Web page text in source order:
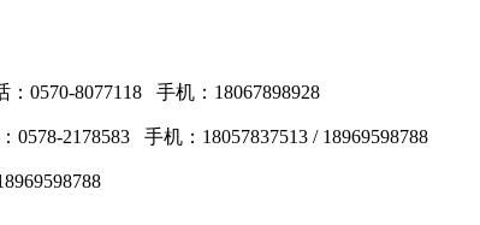
0570-8077118 手机：18067898928
0578-2178583 手机：18057837513 / 18969598788